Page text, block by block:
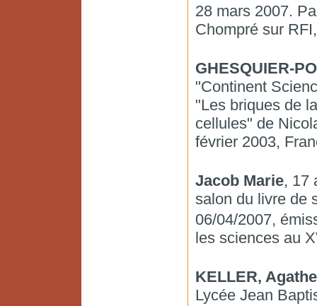
28 mars 2007.
Chompré sur
GHESQUIER-
"Continent
"Les briques de
cellules" de
février 2003,
Jacob Marie, 17
salon du livre de
06/04/2007,
les sciences au
KELLER, Agathe
Lycée Jean